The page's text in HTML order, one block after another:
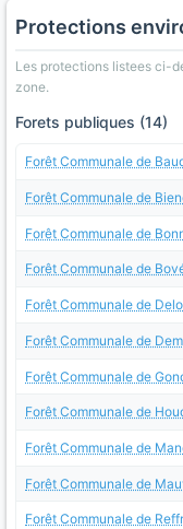
Protections
Les protections listees ci-
zone.
Forets publiques (14)
Forêt Communale de
Forêt Communale de
Forêt Communale de
Forêt Communale de
Forêt Communale de
Forêt Communale de
Forêt Communale de
Forêt Communale de
Forêt Communale de
Forêt Communale de
Forêt Communale de